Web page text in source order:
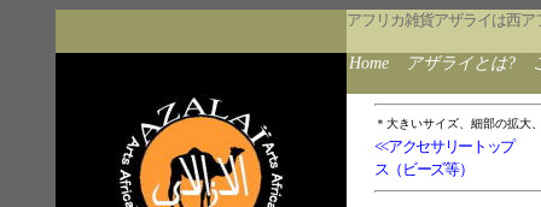
アフリカ雑貨アザライは西
Home アザライとは?
＊大きいサイズ、細部の拡大
<<アクセサリートップ
ス（ビーズ等）